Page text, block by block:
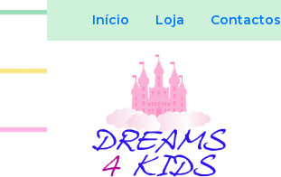
Início Loja Contactos